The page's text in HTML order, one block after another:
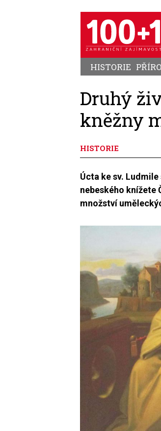
HISTORIE
Druhý
kněžny
HISTORIE
Úcta ke sv.
nebeského knížete
množství